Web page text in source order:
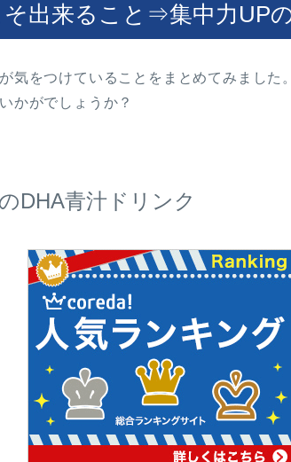
出来ること⇒集中力UP
気をつけていることをまとめてみました。
かがでしょうか？
DHA青汁ドリンク